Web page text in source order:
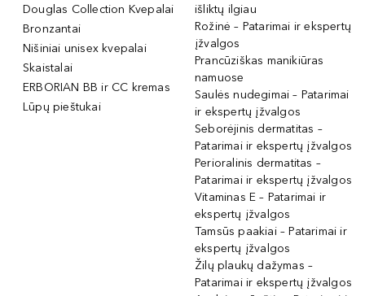
Douglas Collection Kvepalai
Bronzantai
Nišiniai unisex kvepalai
Skaistalai
ERBORIAN BB ir CC kremas
Lūpų pieštukai
išliktų ilgiau
Rožinė – Patarimai ir ekspertų
įžvalgos
Prancūziškas manikiūras
namuose
Saulės nudegimai – Patarimai
ir ekspertų įžvalgos
Seborėjinis dermatitas –
Patarimai ir ekspertų įžvalgos
Perioralinis dermatitas –
Patarimai ir ekspertų įžvalgos
Vitaminas E – Patarimai ir
ekspertų įžvalgos
Tamsūs paakiai – Patarimai ir
ekspertų įžvalgos
Žilų plaukų dažymas –
Patarimai ir ekspertų įžvalgos